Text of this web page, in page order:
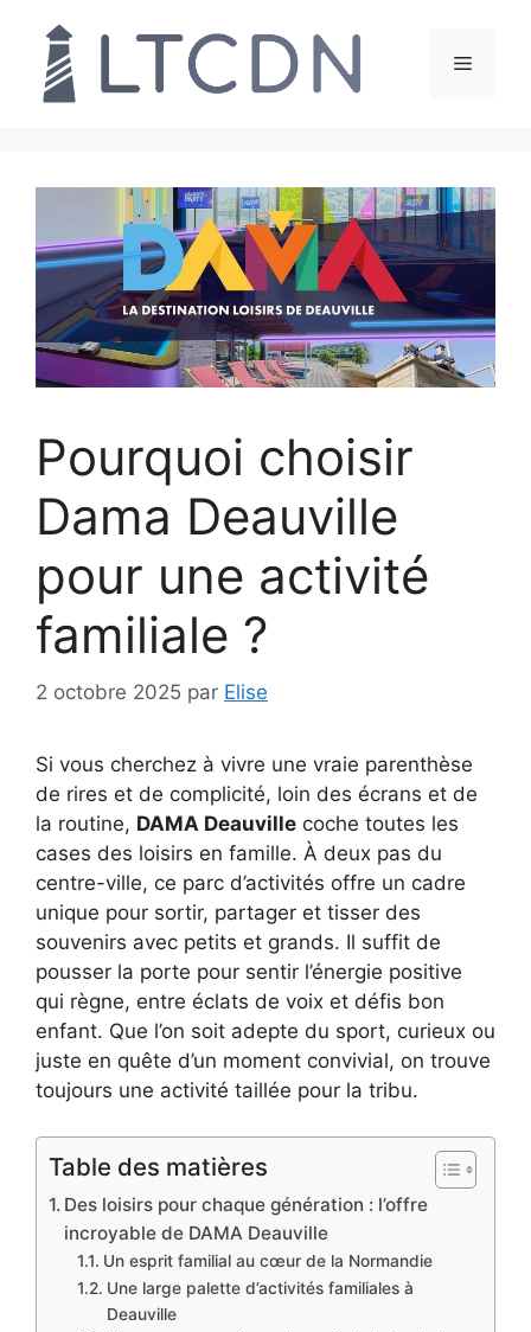
contenu
Menu
Pourquoi choisir
Dama Deauville
pour une activité
familiale ?
2 octobre 2025 par Elise
Si vous cherchez à vivre une vraie parenthèse
de rires et de complicité, loin des écrans et de
la routine, DAMA Deauville coche toutes les
cases des loisirs en famille. À deux pas du
centre-ville, ce parc d’activités offre un cadre
unique pour sortir, partager et tisser des
souvenirs avec petits et grands. Il suffit de
pousser la porte pour sentir l’énergie positive
qui règne, entre éclats de voix et défis bon
enfant. Que l’on soit adepte du sport, curieux ou
juste en quête d’un moment convivial, on trouve
toujours une activité taillée pour la tribu.
Table des matières
Des loisirs pour chaque génération : l’offre
incroyable de DAMA Deauville
Un esprit familial au cœur de la Normandie
Une large palette d’activités familiales à
Deauville